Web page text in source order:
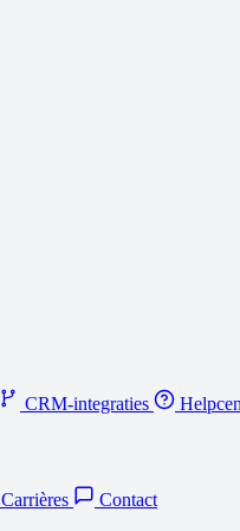
CRM-integraties
Carrières Contact